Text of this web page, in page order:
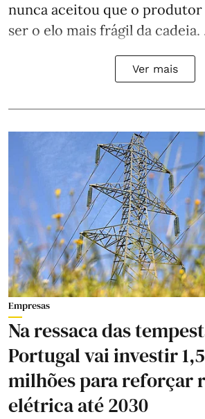
nunca aceitou que o produtor
ser o elo mais frágil da cadeia.
Ver mais
Empresas
Na ressaca das
Portugal vai investir
milhões para reforçar
elétrica até 2030